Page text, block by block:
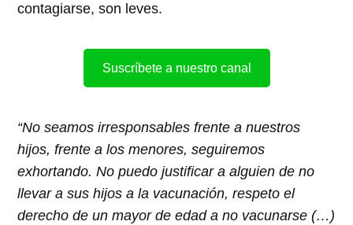
contagiarse, son leves.
Suscríbete a nuestro canal
“No seamos irresponsables frente a nuestros
hijos, frente a los menores, seguiremos
exhortando. No puedo justificar a alguien de no
llevar a sus hijos a la vacunación, respeto el
derecho de un mayor de edad a no vacunarse (…)